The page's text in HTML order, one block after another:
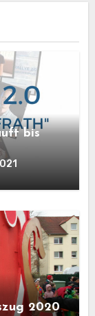
bis
2020